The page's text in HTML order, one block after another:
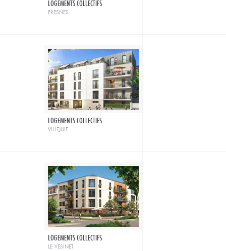
LOGEMENTS COLLECTIFS
fresnes
LOGEMENTS COLLECTIFS
villejuif
LOGEMENTS COLLECTIFS
le vesinet